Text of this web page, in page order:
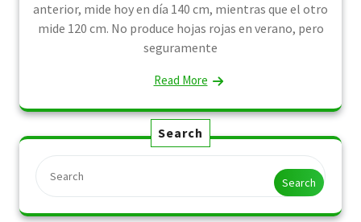
anterior, mide hoy en día 140 cm, mientras que el otro
mide 120 cm. No produce hojas rojas en verano, pero
seguramente
Read More
Search
Search